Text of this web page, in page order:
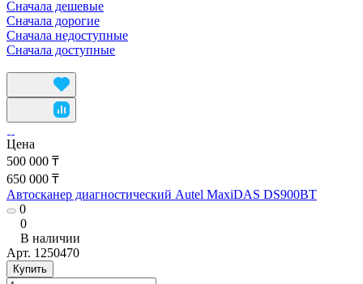
Сначала дешевые
Сначала дорогие
Сначала недоступные
Сначала доступные
Цена
500 000 ₸
650 000 ₸
Автосканер диагностический Autel MaxiDAS DS900BT
0
0
В наличии
Арт. 1250470
Купить